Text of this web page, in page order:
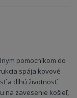
pomocníkom do
spája kovové
a dlhú životnosť.
na zavesenie košieľ,